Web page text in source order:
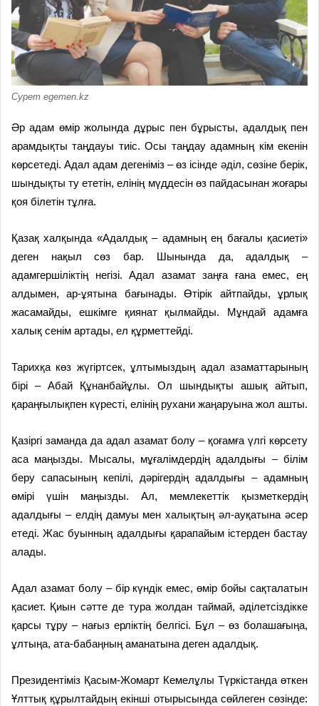
Сурет egemen.kz
Әр адам өмір жолында дұрыс пен бұрысты, адалдық пен
арамдықты таңдауы тиіс. Осы таңдау адамның кім екенін
көрсетеді. Адал адам дегеніміз – өз ісінде әділ, сөзіне берік,
шындықты ту ететін, елінің мүддесін өз пайдасынан жоғары
қоя білетін тұлға.
Қазақ халқында «Адалдық – адамның ең бағалы қасиеті»
деген нақыл сөз бар. Шынында да, адалдық –
адамгершіліктің негізі. Адал азамат заңға ғана емес, ең
алдымен, ар-ұятына бағынады. Өтірік айтпайды, ұрлық
жасамайды, ешкімге қиянат қылмайды. Мұндай адамға
халық сенім артады, ел құрметтейді.
Тарихқа көз жүгіртсек, ұлтымыздың адал азаматтарының
бірі – Абай Құнанбайұлы. Ол шындықты ашық айтып,
қараңғылықпен күресті, елінің рухани жаңаруына жол ашты.
Қазіргі заманда да адал азамат болу – қоғамға үлгі көрсету
аса маңызды. Мысалы, мұғалімдердің адалдығы – білім
беру сапасының кепілі, дәрігердің адалдығы – адамның
өмірі үшін маңызды. Ал, мемлекеттік қызметкердің
адалдығы – елдің дамуы мен халықтың әл-ауқатына әсер
етеді. Жас буынның адалдығы қарапайым істерден бастау
алады.
Адал азамат болу – бір күндік емес, өмір бойы сақталатын
қасиет. Қиын сәтте де тура жолдан таймай, әділетсіздікке
қарсы тұру – нағыз ерліктің белгісі. Бұл – өз болашағыңа,
ұлтыңа, ата-бабаңның аманатына деген адалдық.
Президентіміз Қасым-Жомарт Кемелұлы Түркістанда өткен
Ұлттық құрылтайдың екінші отырысында сөйлеген сөзінде: